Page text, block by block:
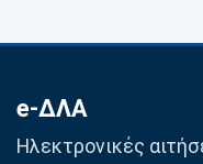
e-ΔΛΑ
Ηλεκτρονικές